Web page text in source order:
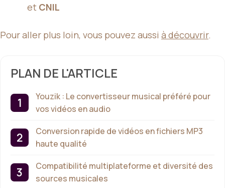
et CNIL
Pour aller plus loin, vous pouvez aussi à découvrir.
PLAN DE L'ARTICLE
Youzik : Le convertisseur musical préféré pour
vos vidéos en audio
Conversion rapide de vidéos en fichiers MP3
haute qualité
Compatibilité multiplateforme et diversité des
sources musicales